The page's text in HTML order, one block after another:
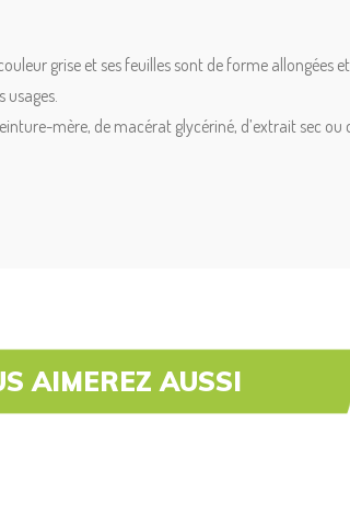
grise et ses feuilles sont de forme allongées
usages.
mère, de macérat glycériné, d’extrait sec ou
AIMEREZ AUSSI